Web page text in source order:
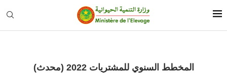
المخطط السنوي للمشتريات 2022 (محدث)